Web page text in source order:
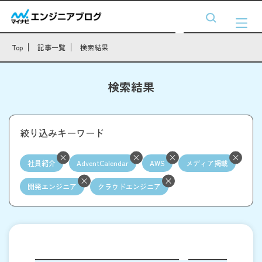
Top 記事一覧 検索結果
検索結果
絞り込みキーワード
社員紹介 AdventCalendar AWS メディア掲載
開発エンジニア クラウドエンジニア